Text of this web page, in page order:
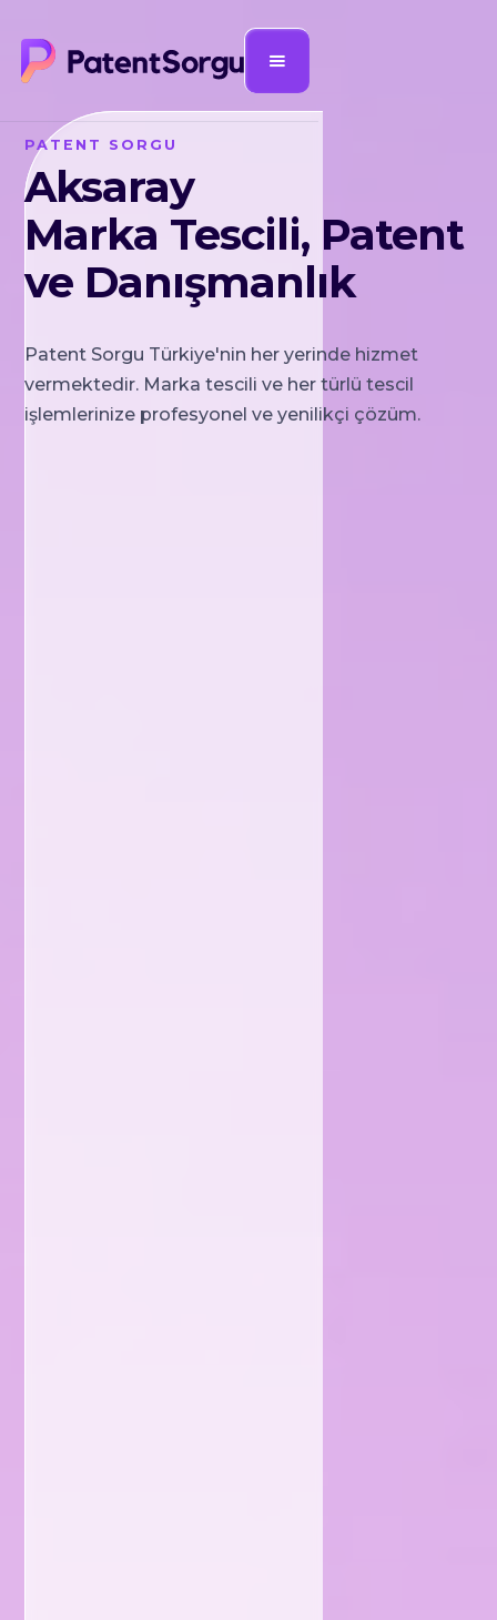
PATENT SORGU
Aksaray
Marka Tescili, Patent
ve Danışmanlık
Patent Sorgu Türkiye'nin her yerinde hizmet
vermektedir. Marka tescili ve her türlü tescil
işlemlerinize profesyonel ve yenilikçi çözüm.